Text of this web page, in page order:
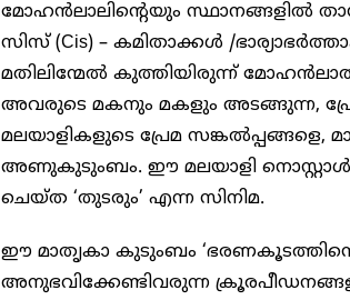
മോഹൻലാലിന്റെയും സ്ഥാനങ്ങളിൽ
സിസ് (Cis) – കമിതാക്കൾ /
മതിലിന്മേൽ കുത്തിയിരുന്ന്
അവരുടെ മകനും മകളും അടങ്ങുന്ന,
മലയാളികളുടെ പ്രേമ സങ്കൽപ്പങ്ങളെ,
അണുകുടുംബം. ഈ മലയാളി
ചെയ്ത ‘തുടരും’ എന്ന സിനിമ.
ഈ മാതൃകാ കുടുംബം ‘ഭരണകൂടത്തിന്റെ
അനുഭവിക്കേണ്ടിവരുന്ന